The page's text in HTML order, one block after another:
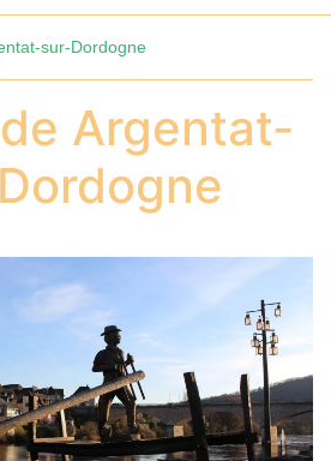
sur-Dordogne
Argentat-